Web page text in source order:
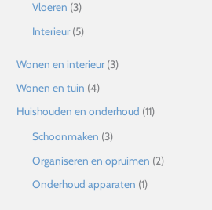
Vloeren (3)
Interieur(5)
Wonen en interieur(3)
Wonen en tuin (4)
Huishouden en onderhoud (11)
Schoonmaken (3)
Organiseren en opruimen (2)
Onderhoud apparaten (1)